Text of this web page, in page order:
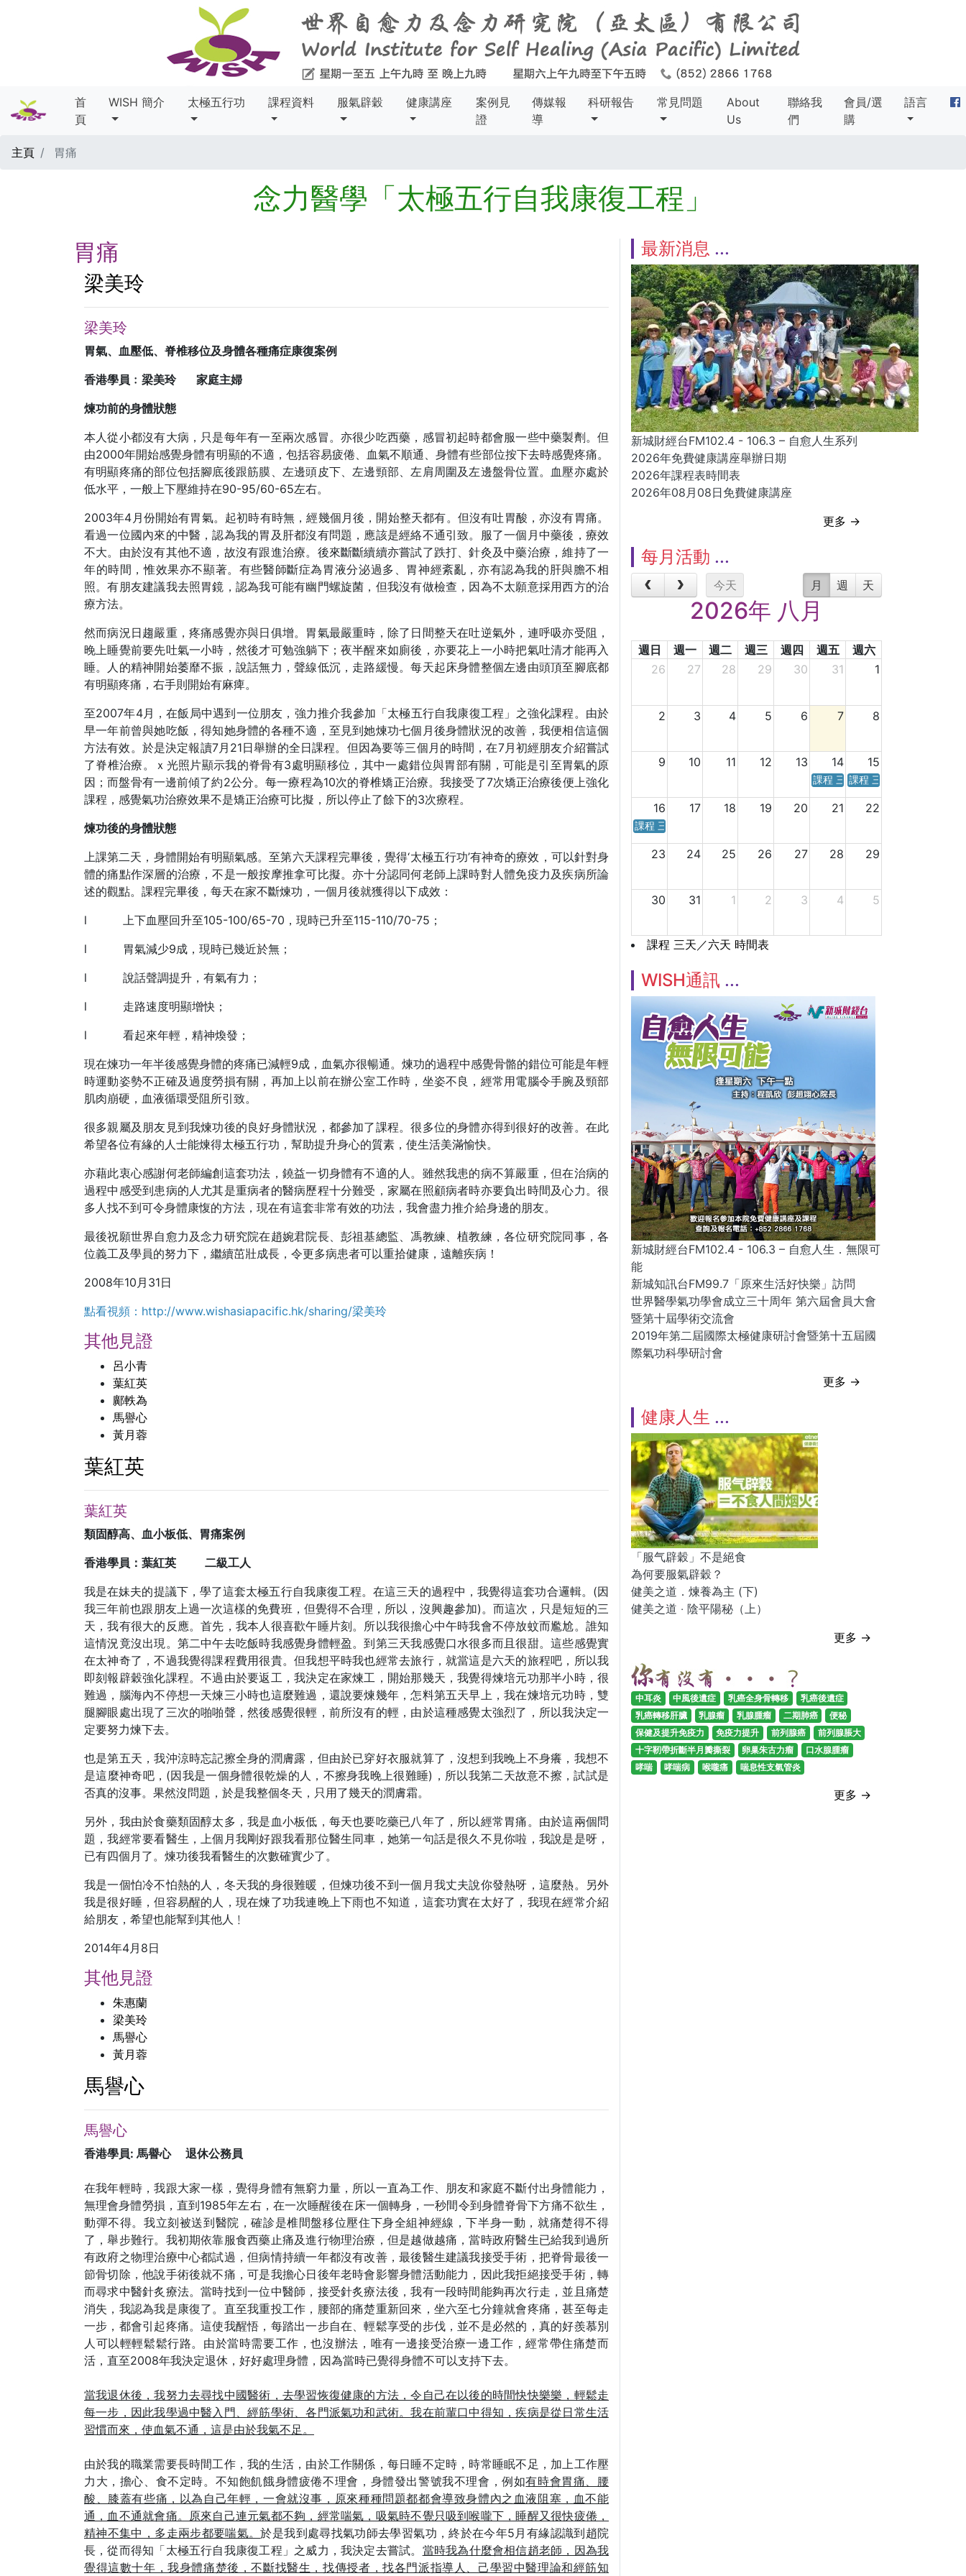
首
頁
WISH 簡介 太極五行功 課程資料 服氣辟穀 健康講座
案例見
證
傳媒報
導
科研報告 常見問題
About
Us
聯絡我
們
會員/選
購
語言
主頁 胃痛
念力醫學「太極五行自我康復工程」
胃痛
梁美玲
梁美玲
胃氣、 血壓低、脊椎移位及身體各種痛症康復案例
香港學員﹕梁美玲 家庭主婦
煉功前的身體狀態
本人從小都沒有大病，只是每年有一至兩次感冒。亦很少吃西藥，感冒初起時都會服一些中藥製劑。但
由2000年開始感覺身體有明顯的不適，包括容易疲倦、血氣不順通、身體有些部位按下去時感覺疼痛。
有明顯疼痛的部位包括腳底後跟筋膜、左邊頭皮下、左邊頸部、左肩周圍及左邊盤骨位置。血壓亦處於
低水平，一般上下壓維持在90-95/60-65左右。
2003年4月份開始有胃氣。起初時有時無，經幾個月後，開始整天都有。但沒有吐胃酸，亦沒有胃痛。
看過一位國內來的中醫，認為我的胃及肝都沒有問題，應該是經絡不通引致。服了一個月中藥後，療效
不大。由於沒有其他不適，故沒有跟進治療。後來斷斷續續亦嘗試了跌打、針灸及中藥治療，維持了一
年的時間，惟效果亦不顯著。有些醫師斷症為胃液分泌過多、胃神經紊亂，亦有認為我的肝與膽不相
照。有朋友建議我去照胃鏡，認為我可能有幽門螺旋菌，但我沒有做檢查，因為不太願意採用西方的治
療方法。
然而病況日趨嚴重，疼痛感覺亦與日俱增。胃氣最嚴重時，除了日間整天在吐逆氣外，連呼吸亦受阻，
晚上睡覺前要先吐氣一小時，然後才可勉強躺下；夜半醒來如廁後，亦要花上一小時把氣吐清才能再入
睡。人的精神開始萎靡不振，說話無力，聲線低沉，走路緩慢。每天起床身體整個左邊由頭頂至腳底都
有明顯疼痛，右手則開始有麻痺。
至2007年4月，在飯局中遇到一位朋友，強力推介我參加「太極五行自我康復工程」之強化課程。由於
早一年前曾與她吃飯，得知她身體的各種不適，至見到她煉功七個月後身體狀況的改善，我便相信這個
方法有效。於是決定報讀7月21日舉辦的全日課程。但因為要等三個月的時間，在7月初經朋友介紹嘗試
了脊椎治療。ｘ光照片顯示我的脊骨有3處明顯移位，其中一處錯位與胃部有關，可能是引至胃氣的原
因；而盤骨有一邊前傾了約2公分。每一療程為10次的脊椎矯正治療。我接受了7次矯正治療後便上強化
課程，感覺氣功治療效果不是矯正治療可比擬，所以停止了餘下的3次療程。
煉功後的身體狀態
上課第二天，身體開始有明顯氣感。至第六天課程完畢後，覺得‘太極五行功’有神奇的療效，可以針對身
體的痛點作深層的治療，不是一般按摩推拿可比擬。亦十分認同何老師上課時對人體免疫力及疾病所論
述的觀點。課程完畢後，每天在家不斷煉功，一個月後就獲得以下成效：
l 上下血壓回升至105-100/65-70，現時已升至115-110/70-75；
l 胃氣減少9成，現時已幾近於無；
l 說話聲調提升，有氣有力；
l 走路速度明顯增快；
l 看起來年輕，精神煥發；
現在煉功一年半後感覺身體的疼痛已減輕9成，血氣亦很暢通。煉功的過程中感覺骨骼的錯位可能是年輕
時運動姿勢不正確及過度勞損有關，再加上以前在辦公室工作時，坐姿不良，經常用電腦令手腕及頸部
肌肉崩硬，血液循環受阻所引致。
很多親屬及朋友見到我煉功後的良好身體狀況，都參加了課程。很多位的身體亦得到很好的改善。在此
希望各位有緣的人士能煉得太極五行功，幫助提升身心的質素，使生活美滿愉快。
亦藉此衷心感謝何老師編創這套功法，鐃益一切身體有不適的人。雖然我患的病不算嚴重，但在治病的
過程中感受到患病的人尤其是重病者的醫病歷程十分難受，家屬在照顧病者時亦要負出時間及心力。很
多人找不到可令身體康愎的方法，現在有這套非常有效的功法，我會盡力推介給身邊的朋友。
最後祝願世界自愈力及念力研究院在趙婉君院長、彭祖基總監、馮教練、植教練，各位研究院同事，各
位義工及學員的努力下，繼續茁壯成長，令更多病患者可以重拾健康，遠離疾病！
2008年10月31日
點看視頻： http://www.wishasiapacific.hk/sharing/梁美玲
其他見證
呂小青
葉紅英
鄺軼為
馬譽心
黃月蓉
葉紅英
葉紅英
類固醇高、血小板低、胃痛案例
香港學員：葉紅英
二級工人
我是在妹夫的提議下，學了這套太極五行自我康復工程。在這三天的過程中，我覺得這套功合邏輯。(因
我三年前也跟朋友上過一次這樣的免費班，但覺得不合理，所以，沒興趣參加)。而這次，只是短短的三
天，我有很大的反應。首先，我本人很喜歡午睡片刻。所以我很擔心中午時我會不停放蚊而尷尬。誰知
這情況竟沒出現。第二中午去吃飯時我感覺身體輕盈。到第三天我感覺口水很多而且很甜。這些感覺實
在太神奇了，不過我覺得課程費用很貴。但我想平時我也經常去旅行，就當這是六天的旅程吧，所以我
即刻報辟穀強化課程。不過由於要返工，我決定在家煉工，開始那幾天，我覺得煉培元功那半小時，很
難過，腦海內不停想一天煉三小時也這麼難過，還說要煉幾年，怎料第五天早上，我在煉培元功時，雙
腿腳眼處出現了三次的啪啪聲，然後感覺很輕，前所沒有的輕，由於這種感覺太強烈了，所以我決定一
定要努力煉下去。
也是第五天，我沖涼時忘記擦全身的潤膚露，但由於已穿好衣服就算了，沒想到我晚上不身癢，我想不
是這麼神奇吧，(因我是一個身體很乾燥的人，不擦身我晚上很難睡)，所以我第二天故意不擦，試試是
否真的沒事。果然沒問題，於是我整個冬天，只用了幾天的潤膚霜。
另外，我由於食藥類固醇太多，我是血小板低，每天也要吃藥已八年了，所以經常胃痛。由於這兩個問
題，我經常要看醫生，上個月我剛好跟我看那位醫生同車，她第一句話是很久不見你啦，我說是是呀，
已有四個月了。煉功後我看醫生的次數確實少了。
我是一個怕冷不怕熱的人，冬天我的身很難暖，但煉功後不到一個月我丈夫說你發熱呀，這麼熱。另外
我是很好睡，但容易醒的人，現在煉了功我連晚上下雨也不知道，這套功實在太好了，我現在經常介紹
給朋友，希望也能幫到其他人﹗
2014年4月8日
其他見證
朱惠蘭
梁美玲
馬譽心
黃月蓉
馬譽心
馬譽心
香港學員: 馬譽心 退休公務員
在我年輕時，我跟大家一樣，覺得身體有無窮力量，所以一直為工作、朋友和家庭不斷付出身體能力，
無理會身體勞損，直到1985年左右，在一次睡醒後在床一個轉身，一秒間令到身體脊骨下方痛不欲生，
動彈不得。我立刻被送到醫院，確診是椎間盤移位壓住下身全組神經線，下半身一動，就痛楚得不得
了，舉步難行。我初期依靠服食西藥止痛及進行物理治療，但是越做越痛，當時政府醫生已給我到過所
有政府之物理治療中心都試過，但病情持續一年都沒有改善，最後醫生建議我接受手術，把脊骨最後一
節骨切除，他說手術後就不痛，可是我擔心日後年老時會影響身體活動能力，因此我拒絕接受手術，轉
而尋求中醫針炙療法。當時找到一位中醫師，接受針炙療法後，我有一段時間能夠再次行走，並且痛楚
消失，我認為我是康復了。直至我重投工作，腰部的痛楚重新回來，坐六至七分鐘就會疼痛，甚至每走
一步，都會引起疼痛。這使我醒悟，每踏出一步自在、輕鬆享受的步伐，並不是必然的，真的好羨慕別
人可以輕輕鬆鬆行路。由於當時需要工作，也沒辦法，唯有一邊接受治療一邊工作，經常帶住痛楚而
活，直至2008年我決定退休，好好處理身體，因為當時已覺得身體不可以支持下去。
當我退休後，我努力去尋找中國醫術，去學習恢復健康的方法，令自己在以後的時間快快樂樂，輕鬆走
每一步，因此我學過中醫入門、經筋學術、各門派氣功和武術。我在前輩口中得知，疾病是從日常生活
習慣而來，使血氣不通，這是由於我氣不足。
由於我的職業需要長時間工作，我的生活，由於工作關係，每日睡不定時，時常睡眠不足，加上工作壓
力大，擔心、食不定時。不知飽飢餓身體疲倦不理會，身體發出警號我不理會，例如有時會胃痛、腰
酸、膝蓋有些痛，以為自己年輕，一會就沒事，原來種種問題都都會導致身體內之血液阻塞，血不能
通，血不通就會痛。原來自己連元氣都不夠，經常喘氣，吸氣時不覺只吸到喉嚨下，睡醒又很快疲倦，
精神不集中，多走兩步都要喘氣。於是我到處尋找氣功師去學習氣功，終於在今年5月有緣認識到趙院
長，從而得知「太極五行自我康復工程」之威力，我決定去嘗試。 當時我為什麼會相信趙老師，因為我
覺得這數十年，我身體痛楚後，不斷找醫生，找傳授者，找各門派指導人、己學習中醫理論和經筋知
最新消息
新城財經台FM102.4 - 106.3 – 自愈人生系列
2026年免費健康講座舉辦日期
2026年課程表時間表
2026年08月08日免費健康講座
更多 →
每月活動
今天 月 週 天
2026年 八月
週日 週一 週二 週三 週四 週五
週六
26
27 28 29 30 31 1
2 3 4 5 6 7 8
9 10 11 12 13 14 15
課程 三天／六天 時間表
課程 三天／六天 時間表
16 17 18 19 20 21 22
課程 三天／六天 時間表
23 24 25 26 27 28 29
30 31 1 2 3 4 5
課程 三天／六天 時間表
WISH通訊
新城財經台FM102.4 - 106.3 – 自愈人生．無限可
能
新城知訊台FM99.7「原來生活好快樂」訪問
世界醫學氣功學會成立三十周年 第六屆會員大會
暨第十屆學術交流會
2019年第二屆國際太極健康研討會暨第十五屆國
際氣功科學研討會
更多 →
健康人生
「服气辟穀」不是絕食
為何要服氣辟穀？
健美之道．煉養為主 (下)
健美之道 ‧ 陰平陽秘（上）
更多 →
中耳炎 中風後遺症 乳癌全身骨轉移
乳癌後遺症
乳癌轉移肝臟
乳腺瘤 乳腺腫瘤 二期肺癌
便秘
保健及提升免疫力
免疫力提升 前列腺癌
前列腺脹大
十字靭帶折斷半月瓣撕裂
卵巢朱古力瘤
口水腺腫瘤
哮喘
哮喘病 喉嚨痛 喘息性支氣管炎
更多 →